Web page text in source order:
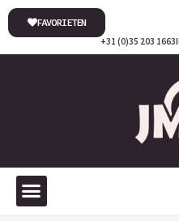
+31 (0)35 203 1663
FAVORIETEN